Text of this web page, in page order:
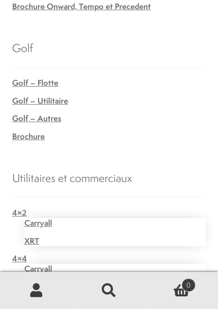
Brochure Onward, Tempo et Precedent
Golf
Golf – Flotte
Golf – Utilitaire
Golf – Autres
Brochure
Utilitaires et commerciaux
4×2
Carryall
XRT
4×4
Carryall
XRT
Recherche
Recherche
0